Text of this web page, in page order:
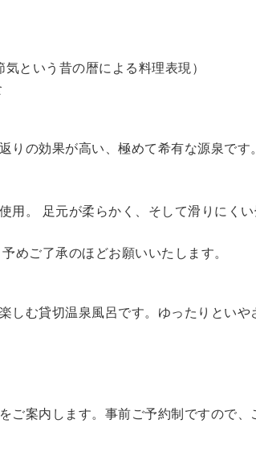
という昔の暦による料理表現）
りの効果が高い、極めて希有な源泉です
用。 足元が柔らかく、そして滑りにく
めご了承のほどお願いいたします。
しむ貸切温泉風呂です。ゆったりといや
ご案内します。 事前ご予約制ですので、